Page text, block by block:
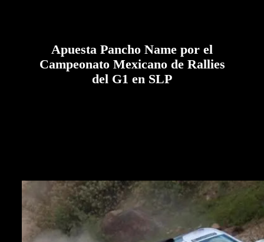
Apuesta Pancho Name por el
Campeonato Mexicano de Rallies
del G1 en SLP